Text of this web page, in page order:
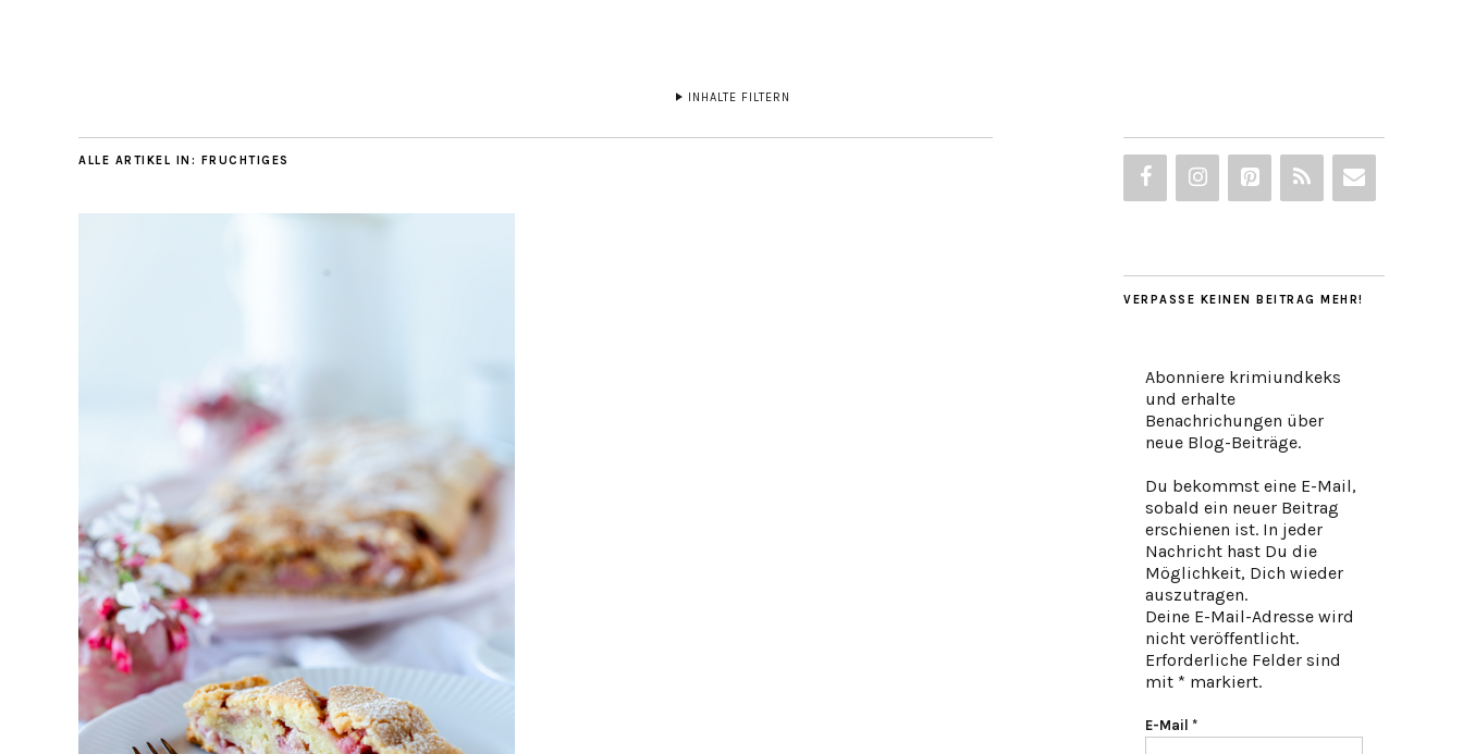
INHALTE FILTERN
ALLE ARTIKEL IN: FRUCHTIGES
VERPASSE KEINEN BEITRAG MEHR!
Abonniere krimiundkeks
und erhalte
Benachrichungen über
neue Blog-Beiträge.
Du bekommst eine E-Mail,
sobald ein neuer Beitrag
erschienen ist. In jeder
Nachricht hast Du die
Möglichkeit, Dich wieder
auszutragen.
Deine E-Mail-Adresse wird
nicht veröffentlicht.
Erforderliche Felder sind
mit * markiert.
E-Mail *